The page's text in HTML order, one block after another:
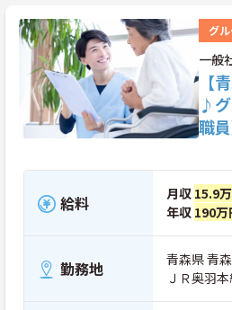
グ
一般
【
♪
職員
給料 月収 15.9
年収 190
勤務地
青森県 青
ＪＲ奥羽